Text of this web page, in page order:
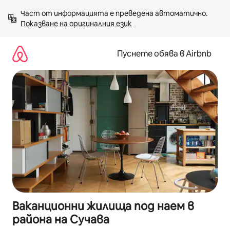
към
съдържанието
Показване на оригиналния език
Пуснете обява в Airbnb
Ваканционни жилища под наем в
района на Сучава